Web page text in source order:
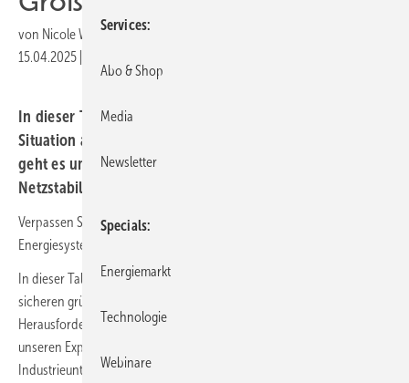
von Nicole Weinhold
15.04.2025
In dieser Talkrunde erklären drei Experten die aktuelle
Situation auf dem Markt für Großspeicher. Außerdem
geht es um Versorgungssicherheit, Energiehandel und
Netzstabilität.
Verpassen Sie kein neues Video zur Transformation des
Energiesystems.
In dieser Talkrunde von ERNEUERBARE ENERGIEN - Das Magazin - zur
sicheren grünen Energieversorgung der Zukunft geht es um
Herausforderungen und Chancen. Außerdem sprechen wir mit
unseren Experten darüber, welche Rolle Speichertechnologien,
Industrieunternehmen und Marktdynamiken spielen.
Services
Abo & Shop
Media
Newsletter
Specials
Energiemarkt
Technologie
Webinare